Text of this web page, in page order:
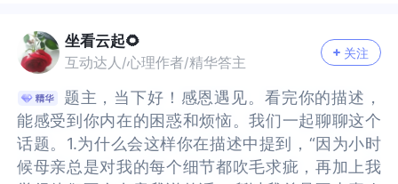
于这部分建议从你接纳母亲对你的影响，同时也告
诉自己，我已经长大了，我现在不是在家庭中，而
是在工作中，同事不是母亲，他们有跟母亲不一样
的行为方式，职场和家庭也不一样。在内心设立边
界，明确区分母亲的模式和你自己的选择。比如，
当你不想解释的时候，默默告诉你自己，这是我从
分建议从你接纳母亲对你的影响，同时也告诉自
己，我已经长大了，我现在不是在家庭中，而是在
工作中，同事不是母亲，他们有跟母亲不一样的行
为方式，职场和家庭也不一样。在内心设立边界，
明确区分母亲的模式和你自己的选择。比如，当你
不想解释的时候，默默告诉你自己，这是我从母亲
人。解决问题，信任自己其实又非常重要。【关于
接纳】我们无法改变家庭的其他人，至少我们可以
改变自己。也可以试试自己有能力解决的时候，装
作不知道请求同事，去感受一下他人的反应或者帮
助。也可以在做事之前通过寻求帮助的方法，去观
察身边的人，也许有些人很热心，有些人很有边
界，也或者有些人习惯自己解决问题。这样你也可
人。解决问题，信任自己其实又非常重要。【关于
接纳】我们无法改变家庭的其他人，至少我们可以
改变自己。也可以试试自己有能力解决的时候，装
作不知道请求同事，去感受一下他人的反应或者帮
助。也可以在做事之前通过寻求帮助的方法，去观
察身边的人，也许有些人很热心，有些人很有边
界，也或者有些人习惯自己解决问题。这样你也可
的保护，同时也阻碍你与这个世界的链接，现在你
是有力量支持自己，为自己敢于求助点赞。没有被
的压力，过去未表达的说出来，看到父母的局限，
她也不想这样，她的父母也是这样对待她，没有的
东西给予不了你。学会关照自己，现在很独立，养
成自我解决问题的能力，为顽强的生命力点赞，回
同时也阻碍你与这个世界的链接，现在你是有力量
支持自己，为自己敢于求助点赞。没有被温柔对
力，过去未表达的说出来，看到父母的局限，她也
不想这样，她的父母也是这样对待她，没有的东西
给予不了你。学会关照自己，现在很独立，养成自
我解决问题的能力，为顽强的生命力点赞，回到当
在关系中的失衡。但你并没有丧失自我，凡事你都
能自己解决，说明你是有力量的，否则，你会依赖
别人替你选择。比起依赖，你的独立性已经很好
了。只不过，这种不需要依靠他人的独立，是一种
假性独立，显得自己什么事都可以靠自己，但你的
内心深处，一定是渴望有人能够帮助你的。渴望有
人帮助，但不愿意说出口，或者害怕说出来遭到拒
的失衡。但你并没有丧失自我，凡事你都能自己解
决，说明你是有力量的，否则，你会依赖别人替你
选择。比起依赖，你的独立性已经很好了。只不
过，这种不需要依靠他人的独立，是一种假性独
立，显得自己什么事都可以靠自己，但你的内心深
处，一定是渴望有人能够帮助你的。渴望有人帮
助，但不愿意说出口，或者害怕说出来遭到拒绝和
坐看云起🌻
互动达人/心理作者/精华答主
关注
题主，当下好！感恩遇见。看完你的描述，
能感受到你内在的困惑和烦恼。我们一起聊聊这个
话题。1.为什么会这样你在描述中提到，“因为小时
候母亲总是对我的每个细节都吹毛求疵，再加上我
能感受到你内在的困惑和烦恼。我们一起聊聊这个
话题。1.为什么会这样你在描述中提到，“因为小时
候母亲总是对我的每个细节都吹毛求疵，再加上我